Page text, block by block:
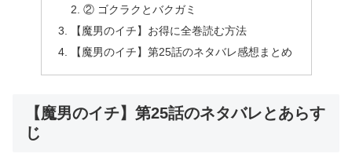
② ゴクラクとバクガミ
【魔男のイチ】お得に全巻読む方法
【魔男のイチ】第25話のネタバレ感想まとめ
【魔男のイチ】第25話のネタバレとあらす
じ